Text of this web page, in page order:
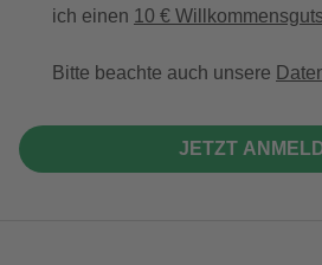
ich einen 10 €
Bitte beachte auch unsere
JETZT